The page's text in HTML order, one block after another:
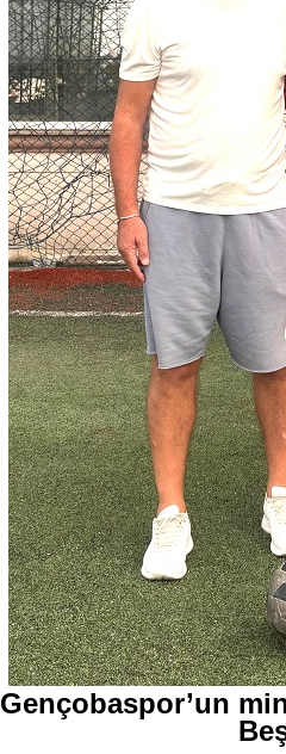
Gençobaspor’un